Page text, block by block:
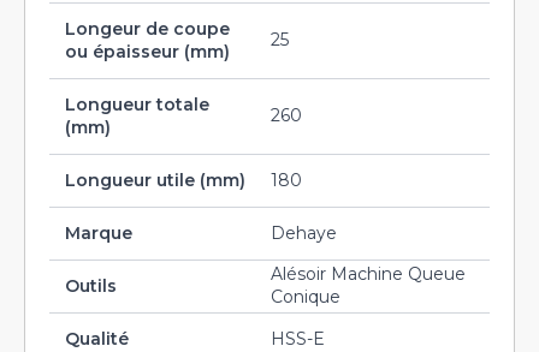
Longeur de coupe
ou épaisseur (mm)
25
Longueur totale
(mm)
260
Longueur utile (mm) 180
Marque Dehaye
Outils
Alésoir Machine Queue
Conique
Qualité
HSS-E